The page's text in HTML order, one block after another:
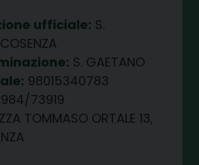
ufficiale: S.
S. GAETANO
98015340783
73919
TOMMASO ORTALE 13,